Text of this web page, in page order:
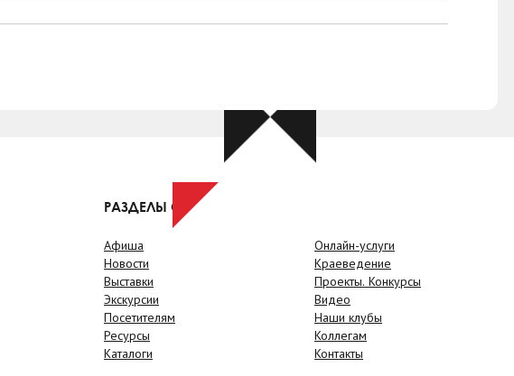
РАЗДЕЛЫ САЙТА
Афиша
Новости
Выставки
Экскурсии
Посетителям
Ресурсы
Каталоги
Онлайн-услуги
Краеведение
Проекты. Конкурсы
Видео
Наши клубы
Коллегам
Контакты